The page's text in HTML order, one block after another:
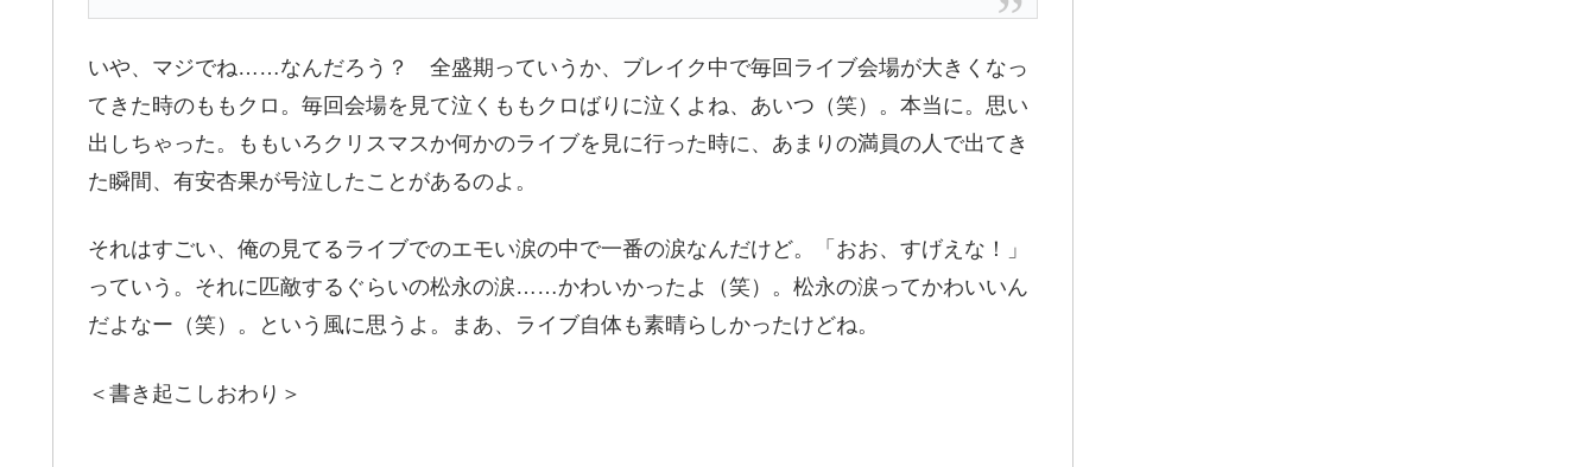
いや、マジでね……なんだろう？ 全盛期っていうか、ブレイク中で毎回ライブ会場が大きくなっ
てきた時のももクロ。毎回会場を見て泣くももクロばりに泣くよね、あいつ（笑）。本当に。思い
出しちゃった。ももいろクリスマスか何かのライブを見に行った時に、あまりの満員の人で出てき
た瞬間、有安杏果が号泣したことがあるのよ。
それはすごい、俺の見てるライブでのエモい涙の中で一番の涙なんだけど。「おお、すげえな！」
っていう。それに匹敵するぐらいの松永の涙……かわいかったよ（笑）。松永の涙ってかわいいん
だよなー（笑）。という風に思うよ。まあ、ライブ自体も素晴らしかったけどね。
＜書き起こしおわり＞